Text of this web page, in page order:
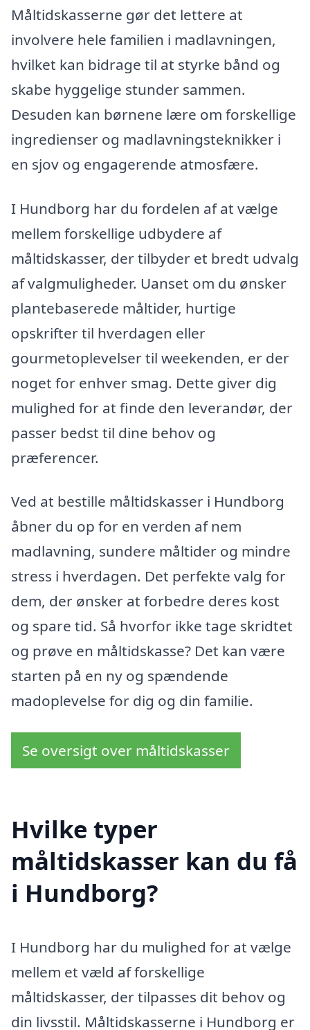
Måltidskasserne gør det lettere at
involvere hele familien i madlavningen,
hvilket kan bidrage til at styrke bånd og
skabe hyggelige stunder sammen.
Desuden kan børnene lære om forskellige
ingredienser og madlavningsteknikker i
en sjov og engagerende atmosfære.
I Hundborg har du fordelen af at vælge
mellem forskellige udbydere af
måltidskasser, der tilbyder et bredt udvalg
af valgmuligheder. Uanset om du ønsker
plantebaserede måltider, hurtige
opskrifter til hverdagen eller
gourmetoplevelser til weekenden, er der
noget for enhver smag. Dette giver dig
mulighed for at finde den leverandør, der
passer bedst til dine behov og
præferencer.
Ved at bestille måltidskasser i Hundborg
åbner du op for en verden af nem
madlavning, sundere måltider og mindre
stress i hverdagen. Det perfekte valg for
dem, der ønsker at forbedre deres kost
og spare tid. Så hvorfor ikke tage skridtet
og prøve en måltidskasse? Det kan være
starten på en ny og spændende
madoplevelse for dig og din familie.
Se oversigt over måltidskasser
Hvilke typer
måltidskasser kan du få
i Hundborg?
I Hundborg har du mulighed for at vælge
mellem et væld af forskellige
måltidskasser, der tilpasses dit behov og
din livsstil. Måltidskasserne i Hundborg er